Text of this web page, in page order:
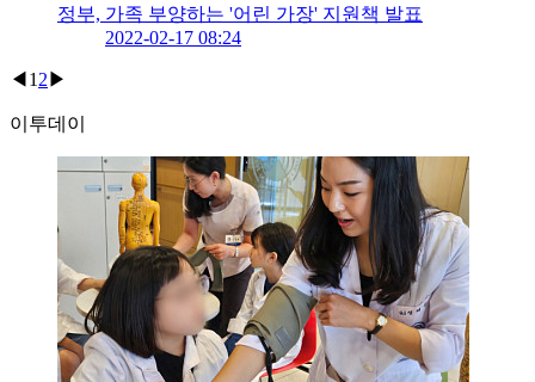
정부, 가족 부양하는 '어린 가장' 지원책 발표
2022-02-17 08:24
◀ 1 2 ▶
이투데이